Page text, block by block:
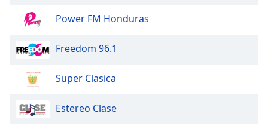
Power FM Honduras
Freedom 96.1
Super Clasica
Estereo Clase